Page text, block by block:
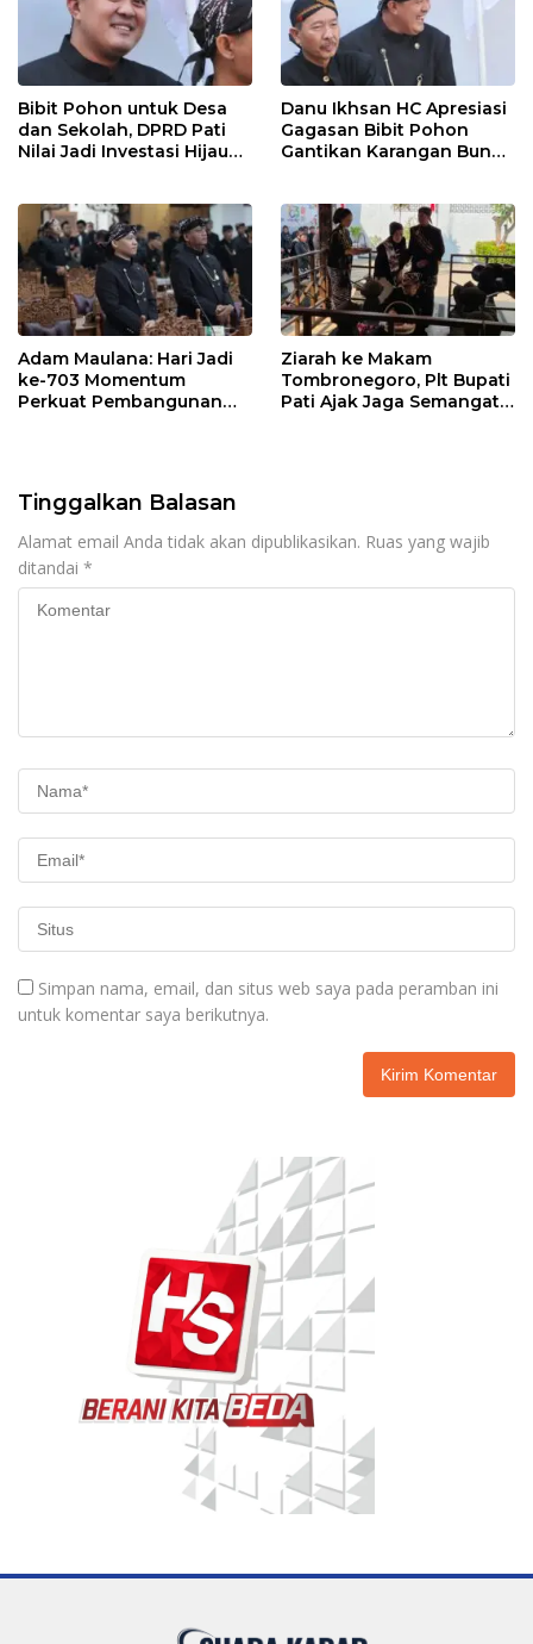
Bibit Pohon untuk Desa
dan Sekolah, DPRD Pati
Nilai Jadi Investasi Hijau
Danu Ikhsan HC Apresiasi
Gagasan Bibit Pohon
Gantikan Karangan Bunga
Adam Maulana: Hari Jadi
ke-703 Momentum
Perkuat Pembangunan
Ziarah ke Makam
Tombronegoro, Plt Bupati
Pati Ajak Jaga Semangat
Tinggalkan Balasan
Alamat email Anda tidak akan dipublikasikan. Ruas yang wajib
ditandai *
Simpan nama, email, dan situs web saya pada peramban ini
untuk komentar saya berikutnya.